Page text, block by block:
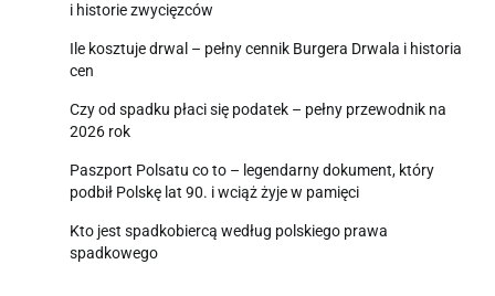
i historie zwycięzców
Ile kosztuje drwal – pełny cennik Burgera Drwala i historia
cen
Czy od spadku płaci się podatek – pełny przewodnik na
2026 rok
Paszport Polsatu co to – legendarny dokument, który
podbił Polskę lat 90. i wciąż żyje w pamięci
Kto jest spadkobiercą według polskiego prawa
spadkowego